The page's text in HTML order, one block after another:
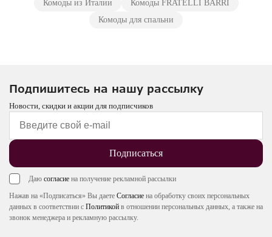
Комоды из Италии
Комоды FRATELLI BARRI
Комоды для спальни
Подпишитесь на нашу рассылку
Новости, скидки и акции для подписчиков
Подписаться
Даю согласие на получение рекламной рассылки
Нажав на «Подписаться» Вы даете Согласие на обработку своих персональных
данных в соответствии с Политикой в отношении персональных данных, а также на
звонок менеджера и рекламную рассылку.